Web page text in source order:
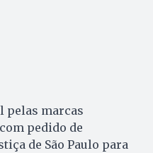
pelas marcas
pedido de
de São Paulo para